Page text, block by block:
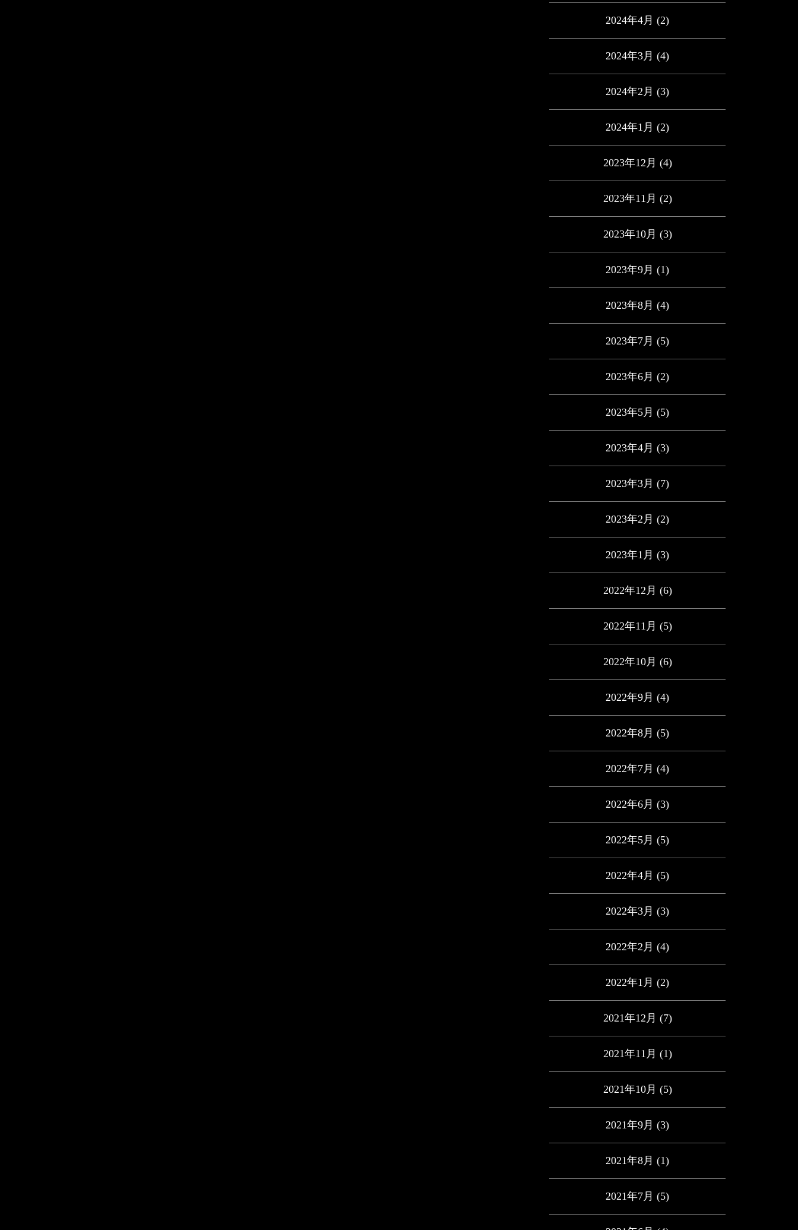
2024年4月 (2)
2024年3月 (4)
2024年2月 (3)
2024年1月 (2)
2023年12月 (4)
2023年11月 (2)
2023年10月 (3)
2023年9月 (1)
2023年8月 (4)
2023年7月 (5)
2023年6月 (2)
2023年5月 (5)
2023年4月 (3)
2023年3月 (7)
2023年2月 (2)
2023年1月 (3)
2022年12月 (6)
2022年11月 (5)
2022年10月 (6)
2022年9月 (4)
2022年8月 (5)
2022年7月 (4)
2022年6月 (3)
2022年5月 (5)
2022年4月 (5)
2022年3月 (3)
2022年2月 (4)
2022年1月 (2)
2021年12月 (7)
2021年11月 (1)
2021年10月 (5)
2021年9月 (3)
2021年8月 (1)
2021年7月 (5)